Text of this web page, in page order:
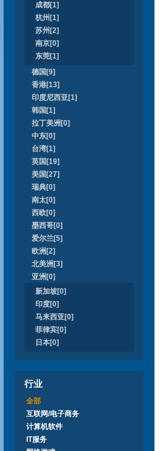
成都[1]
杭州[1]
苏州[2]
南京[0]
东莞[1]
德国[9]
香港[13]
印度尼西亚[1]
韩国[1]
拉丁美洲[0]
中东[0]
台湾[1]
英国[19]
美国[27]
瑞典[0]
南太[0]
西欧[0]
墨西哥[0]
爱尔兰[5]
欧洲[2]
北美洲[3]
亚洲[0]
新加坡[0]
印度[0]
马来西亚[0]
菲律宾[0]
日本[0]
行业
全部
互联网/电子商务
计算机软件
IT服务